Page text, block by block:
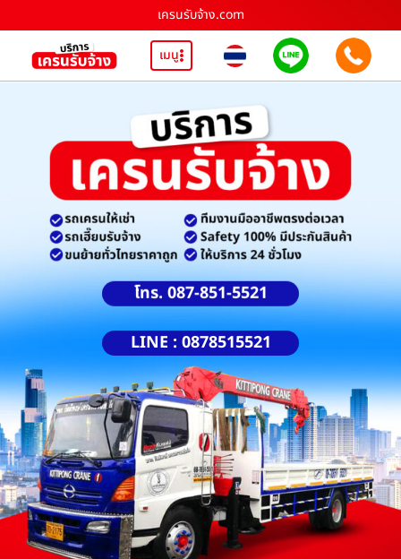
เครนรับจ้าง.com
เมนู
โทร. 087-851-5521
LINE : 0878515521